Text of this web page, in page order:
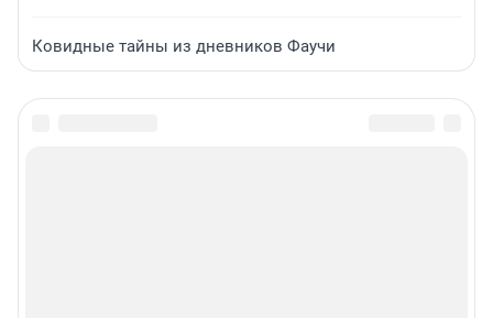
Ковидные тайны из дневников Фаучи